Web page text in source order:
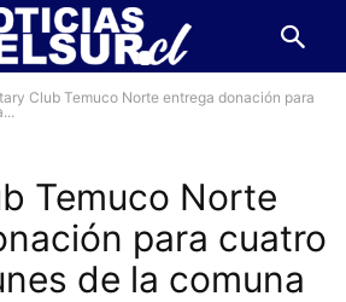
Club Temuco Norte entrega donación para
Temuco Norte
para cuatro
de la comuna